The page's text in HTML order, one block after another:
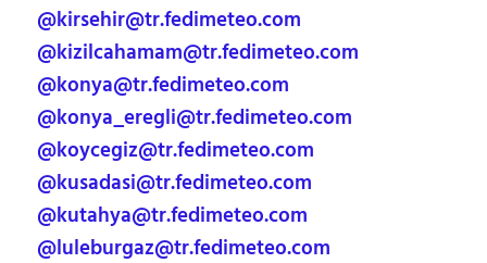
@kirsehir@tr.fedimeteo.com
@kizilcahamam@tr.fedimeteo.com
@konya@tr.fedimeteo.com
@konya_eregli@tr.fedimeteo.com
@koycegiz@tr.fedimeteo.com
@kusadasi@tr.fedimeteo.com
@kutahya@tr.fedimeteo.com
@luleburgaz@tr.fedimeteo.com